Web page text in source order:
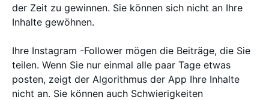
der Zeit zu gewinnen. Sie können sich nicht an Ihre
Inhalte gewöhnen.
Ihre Instagram -Follower mögen die Beiträge, die Sie
teilen. Wenn Sie nur einmal alle paar Tage etwas
posten, zeigt der Algorithmus der App Ihre Inhalte
nicht an. Sie können auch Schwierigkeiten